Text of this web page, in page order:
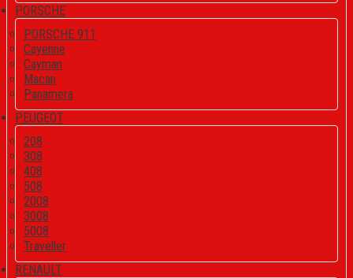
PORSCHE
PORSCHE 911
Cayenne
Cayman
Macan
Panamera
PEUGEOT
208
308
408
508
2008
3008
5008
Traveller
RENAULT